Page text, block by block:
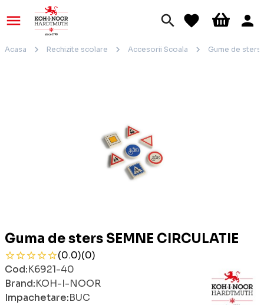
Acasa Rechizite scolare Accesorii Scoala Gume de sters
Guma de sters SEMNE CIRCULATIE
(0.0)(0)
Cod:K6921-40
Brand:KOH-I-NOOR
Impachetare:BUC